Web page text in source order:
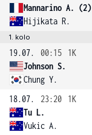
Mannarino A. (2)
Hijikata R.
1. kolo
19.07. 00:15
1K
Johnson S.
Chung Y.
18.07.
23:20
1K
Tu L.
Vukic A.